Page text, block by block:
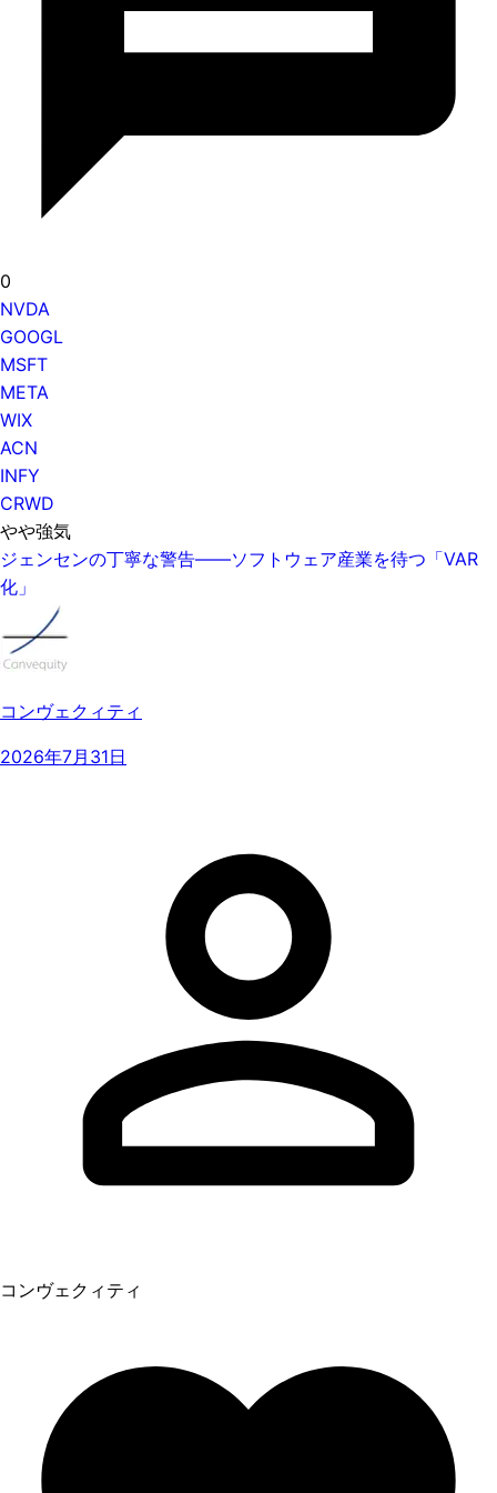
0
NVDA
GOOGL
MSFT
META
WIX
ACN
INFY
CRWD
やや強気
ジェンセンの丁寧な警告——ソフトウェア産業を待つ「VAR
化」
コンヴェクィティ
2026年7月31日
コンヴェクィティ